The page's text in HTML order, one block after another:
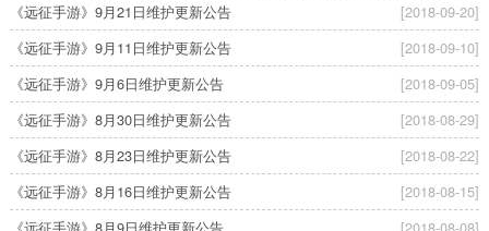
[2018-09-20]
《远征手游》9月21日维护更新公告
[2018-09-10]
《远征手游》9月11日维护更新公告
[2018-09-05]
《远征手游》9月6日维护更新公告
[2018-08-29]
《远征手游》8月30日维护更新公告
[2018-08-22]
《远征手游》8月23日维护更新公告
[2018-08-15]
《远征手游》8月16日维护更新公告